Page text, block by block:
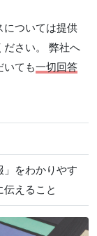
については提供
ださい。 弊社へ
いても一切回答
」をわかりやす
伝えること